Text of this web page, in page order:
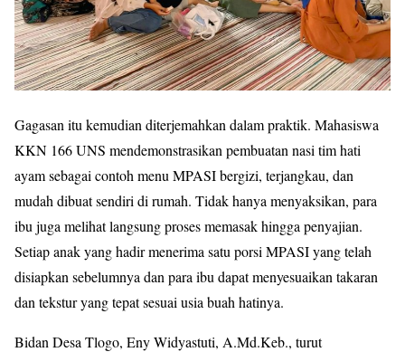
Gagasan itu kemudian diterjemahkan dalam praktik. Mahasiswa
KKN 166 UNS mendemonstrasikan pembuatan nasi tim hati
ayam sebagai contoh menu MPASI bergizi, terjangkau, dan
mudah dibuat sendiri di rumah. Tidak hanya menyaksikan, para
ibu juga melihat langsung proses memasak hingga penyajian.
Setiap anak yang hadir menerima satu porsi MPASI yang telah
disiapkan sebelumnya dan para ibu dapat menyesuaikan takaran
dan tekstur yang tepat sesuai usia buah hatinya.
Bidan Desa Tlogo, Eny Widyastuti, A.Md.Keb., turut